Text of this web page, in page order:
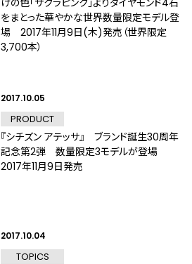
けの色「サクラピンク」よりダイヤモンド4石
をまとった華やかな世界数量限定モデル登
場 2017年11月9日(木)発売（世界限定
3,700本）
2017.10.05
PRODUCT
『シチズン アテッサ』 ブランド誕生30周年
記念第2弾 数量限定3モデルが登場
2017年11月9日発売
2017.10.04
TOPICS